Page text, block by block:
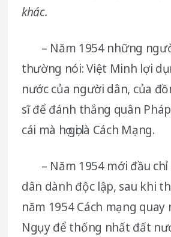
khác.
– Năm 1954 những
thường nói: Việt Minh lợi
nước của người dân, của
sĩ để đánh thắng quân
cái mà họ gọi là Cách Mạng.
– Năm 1954 mới đầu chỉ
dân dành độc lập, sau khi
năm 1954 Cách mạng quay
Ngụy để thống nhất đất